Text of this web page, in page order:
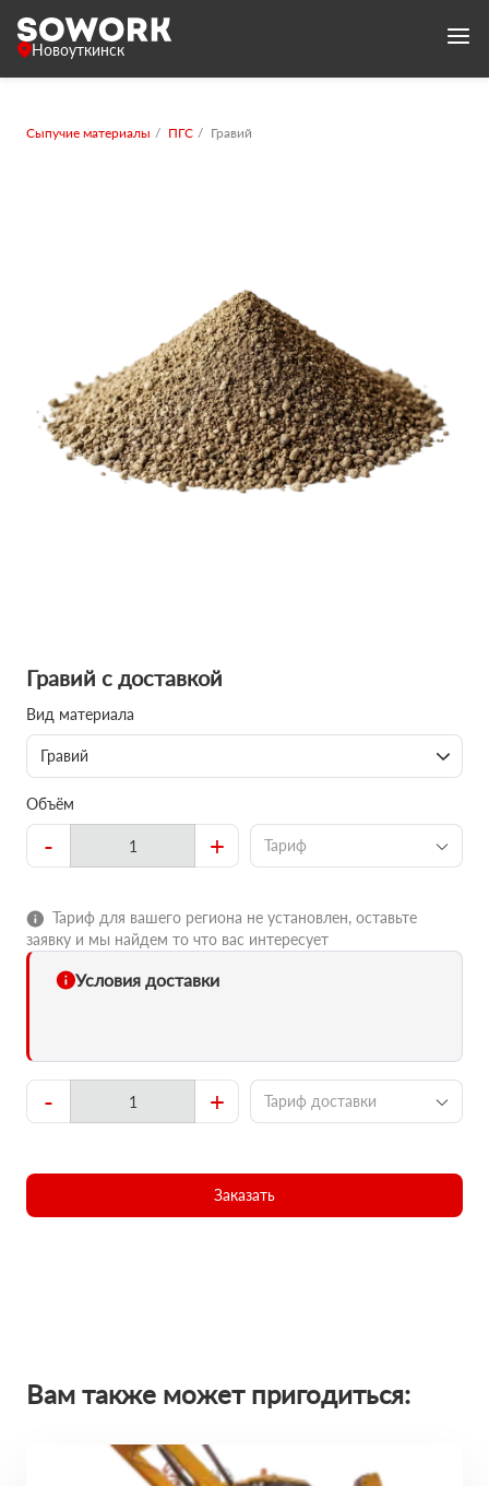
Новоуткинск
Сыпучие материалы ПГС Гравий
Гравий с доставкой
Вид материала
Гравий
Объём
- + Тариф
Тариф для вашего региона не установлен, оставьте
заявку и мы найдем то что вас интересует
Условия доставки
- + Тариф доставки
Заказать
Вам также может пригодиться: